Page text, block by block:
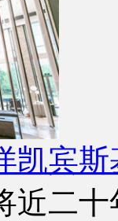
凯宾
近二